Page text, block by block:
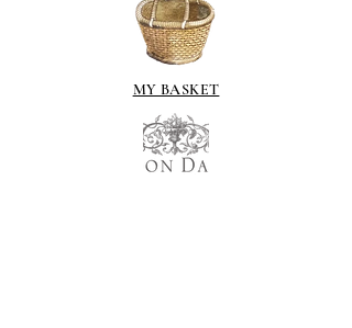
MY BASKET